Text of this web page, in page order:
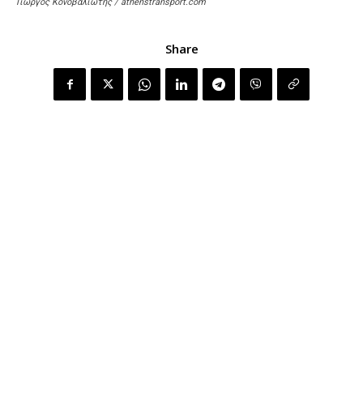
Γιώργος Κονοβαλιώτης / athenstransport.com
Share